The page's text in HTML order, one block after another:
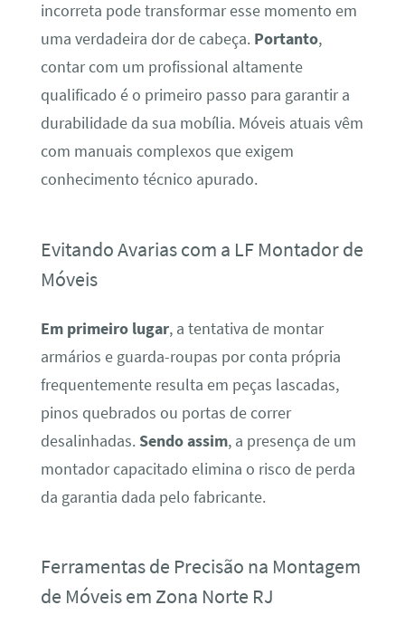
incorreta pode transformar esse momento em
uma verdadeira dor de cabeça. Portanto,
contar com um profissional altamente
qualificado é o primeiro passo para garantir a
durabilidade da sua mobília. Móveis atuais vêm
com manuais complexos que exigem
conhecimento técnico apurado.
Evitando Avarias com a LF Montador de
Móveis
Em primeiro lugar, a tentativa de montar
armários e guarda-roupas por conta própria
frequentemente resulta em peças lascadas,
pinos quebrados ou portas de correr
desalinhadas. Sendo assim, a presença de um
montador capacitado elimina o risco de perda
da garantia dada pelo fabricante.
Ferramentas de Precisão na Montagem
de Móveis em Zona Norte RJ